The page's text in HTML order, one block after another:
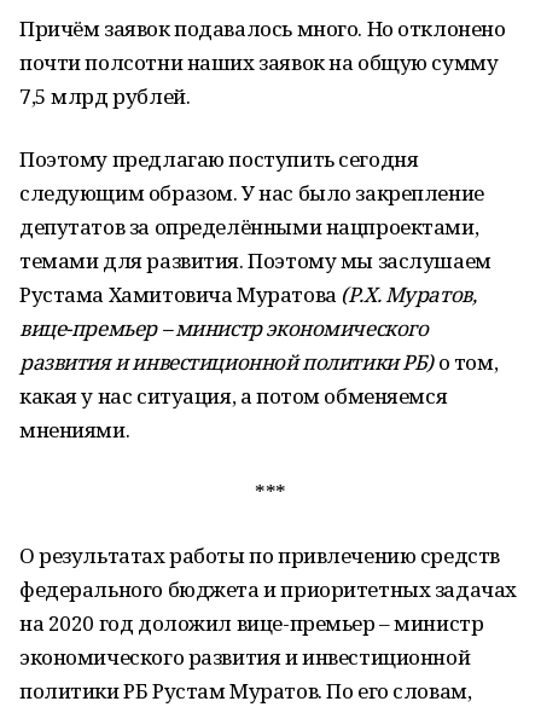
Причём заявок подавалось много. Но отклонено
почти полсотни наших заявок на общую сумму
7,5 млрд рублей.
Поэтому предлагаю поступить сегодня
следующим образом. У нас было закрепление
депутатов за определёнными нацпроектами,
темами для развития. Поэтому мы заслушаем
Рустама Хамитовича Муратова (Р.Х. Муратов,
вице-премьер – министр экономического
развития и инвестиционной политики РБ)о том,
какая у нас ситуация, а потом обменяемся
мнениями.
***
О результатах работы по привлечению средств
федерального бюджета и приоритетных задачах
на 2020 год доложил вице-премьер – министр
экономического развития и инвестиционной
политики РБ Рустам Муратов. По его словам,